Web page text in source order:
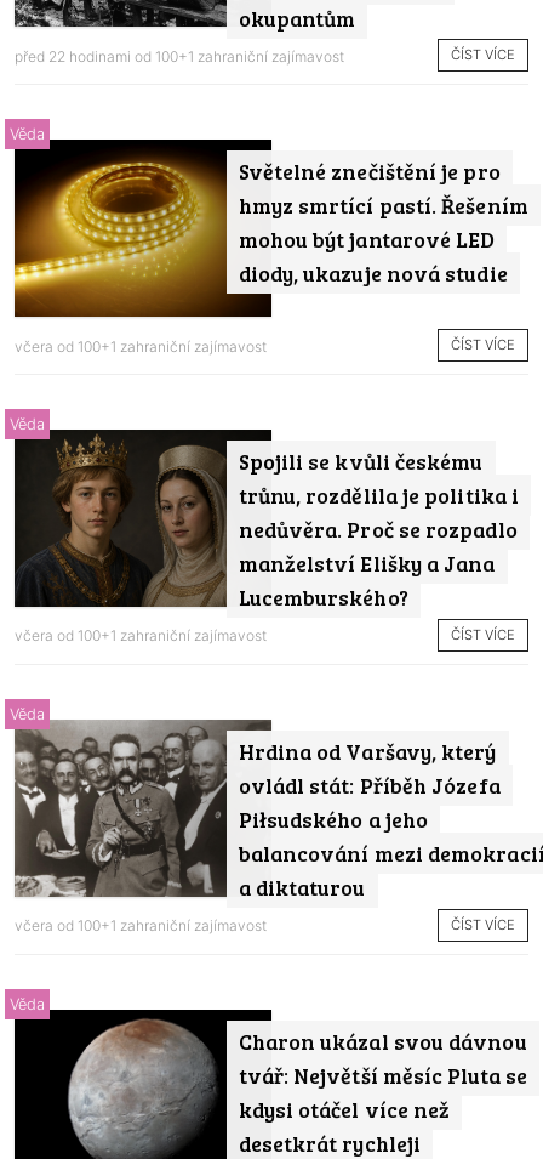
okupantům
před 22 hodinami od 100+1 zahraniční zajímavost ČÍST VÍCE
Světelné znečištění je pro
hmyz smrtící pastí. Řešením
mohou být jantarové LED
diody, ukazuje nová studie
Věda
včera od 100+1 zahraniční zajímavost ČÍST VÍCE
Spojili se kvůli českému
trůnu, rozdělila je politika i
nedůvěra. Proč se rozpadlo
manželství Elišky a Jana
Lucemburského?
Věda
včera od 100+1 zahraniční zajímavost ČÍST VÍCE
Hrdina od Varšavy, který
ovládl stát: Příběh Józefa
Piłsudského a jeho
balancování mezi
a diktaturou
Věda
včera od 100+1 zahraniční zajímavost ČÍST VÍCE
Charon ukázal svou dávnou
tvář: Největší měsíc Pluta se
kdysi otáčel více než
desetkrát rychleji
Věda